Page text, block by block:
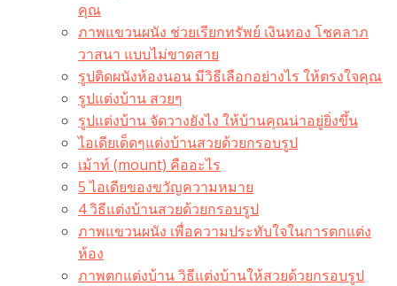
คุณ
ภาพแขวนผนัง ช่วยเรียกทรัพย์ เงินทอง โชคลาภ
วาสนา แบบไม่ขาดสาย
รูปติดผนังห้องนอน มีวิธีเลือกอย่างไร ให้ตรงใจคุณ
รูปแต่งบ้าน สวยๆ
รูปแต่งบ้าน จัดวางยังไง ให้บ้านคุณน่าอยู่ยิ่งขึ้น
ไอเดียเด็ดๆแต่งบ้านสวยด้วยกรอบรูป
เม้าท์ (mount) คืออะไร​
5 ไอเดียของขวัญความหมาย
4 วิธีแต่งบ้านสวยด้วยกรอบรูป
ภาพแขวนผนัง เพื่อความประทับใจในการตกแต่ง
ห้อง
ภาพตกแต่งบ้าน วิธีแต่งบ้านให้สวยด้วยกรอบรูป